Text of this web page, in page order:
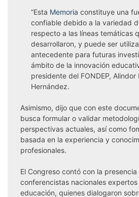
“Esta Memoria constituye una
confiable debido a la variedad
respecto a las líneas temáticas
desarrollaron, y puede ser
antecedente para futuras
ámbito de la innovación
presidente del FONDEP, Alindor
Hernández.
Asimismo, dijo que con este
busca formular o validar
perspectivas actuales, así como
basada en la experiencia y
profesionales.
El Congreso contó con la
conferencistas nacionales expertos
educación, quienes dialogaron